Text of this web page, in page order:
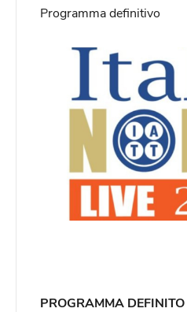
Programma definitivo
PROGRAMMA DEFINITO